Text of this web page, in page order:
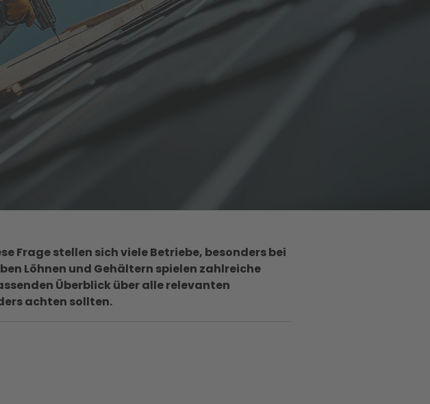
Frage stellen sich viele Betriebe, besonders bei
Löhnen und Gehältern spielen zahlreiche
Überblick über alle relevanten
achten sollten.